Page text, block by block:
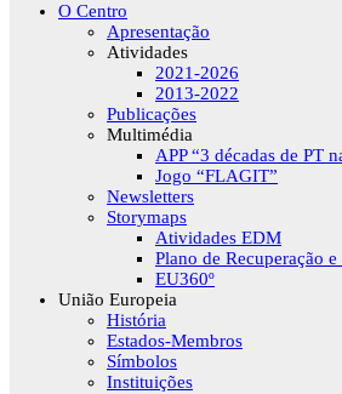
O Centro
Apresentação
Atividades
2021-2026
2013-2022
Publicações
Multimédia
APP “3 décadas de PT
Jogo “FLAGIT”
Newsletters
Storymaps
Atividades EDM
Plano de Recuperação
EU360º
União Europeia
História
Estados-Membros
Símbolos
Instituições